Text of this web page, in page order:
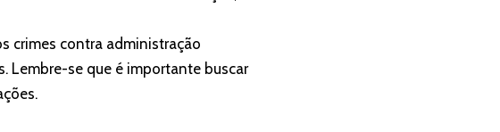
crimes contra administração
Lembre-se que é importante buscar